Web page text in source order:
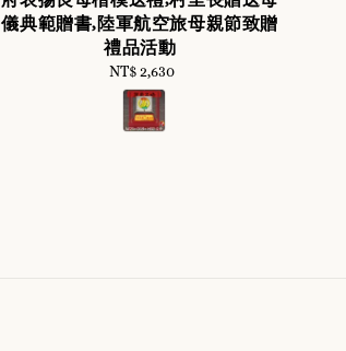
儀典範贈書,陸軍航空旅母親節致贈
禮品活動
Regular
price
NT$ 2,630